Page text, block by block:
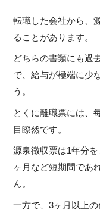
転職した会社から、
ることがあります。
どちらの書類にも過
で、給与が極端に少
う。
とくに離職票には、
目瞭然です。
源泉徴収票は1年分
ヶ月など短期間であ
ん。
一方で、3ヶ月以上